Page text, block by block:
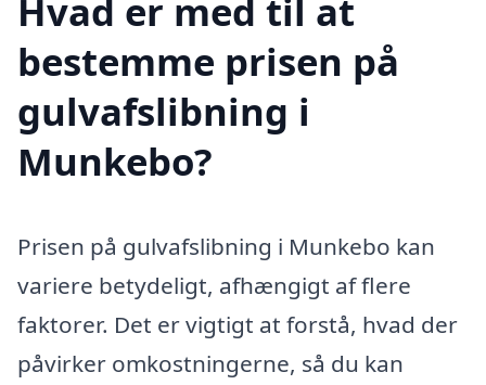
Hvad er med til at
bestemme prisen på
gulvafslibning i
Munkebo?
Prisen på gulvafslibning i Munkebo kan
variere betydeligt, afhængigt af flere
faktorer. Det er vigtigt at forstå, hvad der
påvirker omkostningerne, så du kan